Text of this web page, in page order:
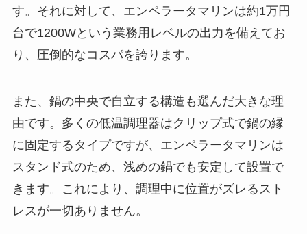
す。それに対して、エンペラータマリンは約1万円
台で1200Wという業務用レベルの出力を備えてお
り、圧倒的なコスパを誇ります。
また、鍋の中央で自立する構造も選んだ大きな理
由です。多くの低温調理器はクリップ式で鍋の縁
に固定するタイプですが、エンペラータマリンは
スタンド式のため、浅めの鍋でも安定して設置で
きます。これにより、調理中に位置がズレるスト
レスが一切ありません。